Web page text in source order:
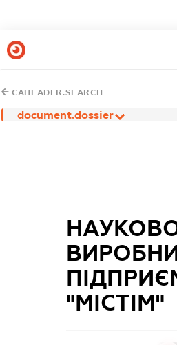
CAHEADER.SEARCH
document.dossier
"МІСТІМ"